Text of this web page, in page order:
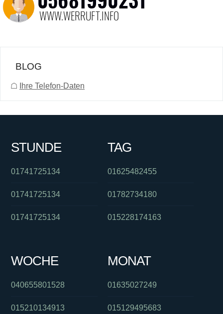
BLOG
☖ Ihre Telefon-Daten
STUNDE
01741725134
01741725134
01741725134
TAG
01625482455
01782734180
015228174163
WOCHE
040655801528
015210134913
MONAT
01635027249
015129495683